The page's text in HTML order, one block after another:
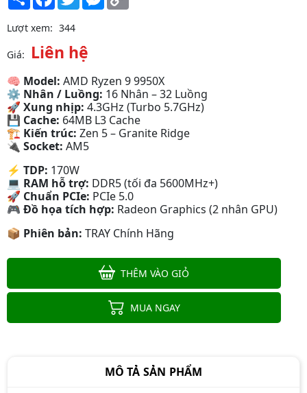
Lượt xem: 344
Giá: Liên hệ
🧠 Model: AMD Ryzen 9 9950X
⚙ Nhân / Luồng: 16 Nhân – 32 Luồng
🚀 Xung nhịp: 4.3GHz (Turbo 5.7GHz)
💾 Cache: 64MB L3 Cache
🏗 Kiến trúc: Zen 5 – Granite Ridge
🔌 Socket: AM5
⚡ TDP: 170W
💻 RAM hỗ trợ: DDR5 (tối đa 5600MHz+)
🚀 Chuẩn PCIe: PCIe 5.0
🎮 Đồ họa tích hợp: Radeon Graphics (2 nhân GPU)
📦 Phiên bản: TRAY Chính Hãng
THÊM VÀO GIỎ
MUA NGAY
MÔ TẢ SẢN PHẨM
Liên hệ
5.4GHz, 12 Nhân 24 Luồng, 76MB
Cache, 65W)
CPU AMD RYZEN 7 5700G (3.8Ghz
Upto 4.6Ghz / 20Mb / 8 Cores, 16